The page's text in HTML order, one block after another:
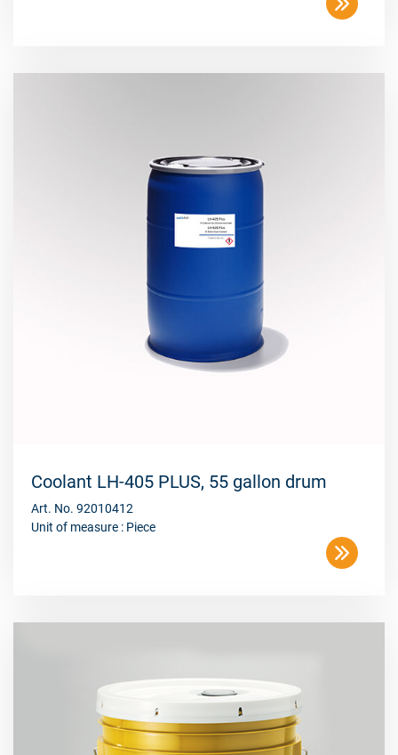
Coolant LH-405 PLUS, 55 gallon drum
Art. No. 92010412
Unit of measure : Piece